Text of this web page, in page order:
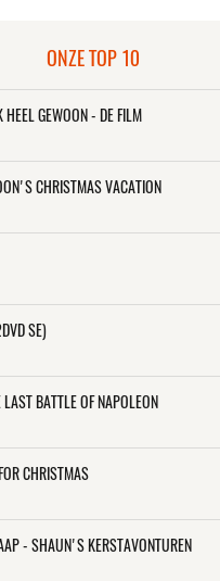
ONZE TOP 10
HEEL GEWOON - DE FILM
CHRISTMAS VACATION
SE)
BATTLE OF NAPOLEON
CHRISTMAS
- SHAUN'S KERSTAVONTUREN